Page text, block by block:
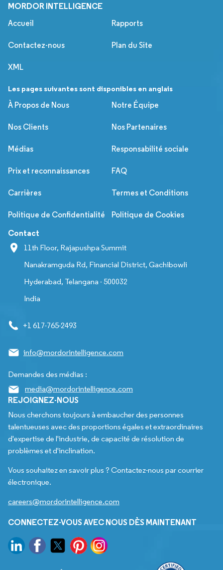
MORDOR INTELLIGENCE
Accueil Rapports
Contactez-nous Plan du Site
XML
Les pages suivantes sont disponibles en anglais
À Propos de Nous
Notre Équipe
Nos Clients Nos Partenaires
Médias Responsabilité sociale
Prix et reconnaissances FAQ
Carrières Termes et Conditions
Politique de Confidentialité Politique de Cookies
Contact
11th Floor, Rajapushpa Summit
Nanakramguda Rd, Financial District, Gachibowli
Hyderabad, Telangana - 500032
India
+1 617-765-2493
info@mordorintelligence.com
Demandes des médias :
media@mordorintelligence.com
REJOIGNEZ-NOUS
Nous cherchons toujours à embaucher des personnes
talentueuses avec des proportions égales et extraordinaires
d'expertise de l'industrie, de capacité de résolution de
problèmes et d'inclination.
Vous souhaitez en savoir plus ? Contactez-nous par courrier
électronique.
careers@mordorintelligence.com
CONNECTEZ-VOUS AVEC NOUS DÈS MAINTENANT